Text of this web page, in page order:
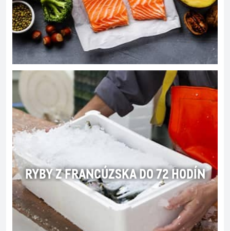
RYBY Z FRANCÚZSKA DO 72 HODÍN